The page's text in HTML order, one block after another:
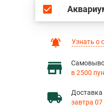
Узнать о
в 2500
Доставка
завтра 07